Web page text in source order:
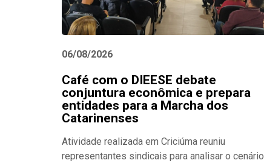
06/08/2026
Café com o DIEESE debate
conjuntura econômica e prepara
entidades para a Marcha dos
Catarinenses
Atividade realizada em Criciúma reuniu
representantes sindicais para analisar o cenário